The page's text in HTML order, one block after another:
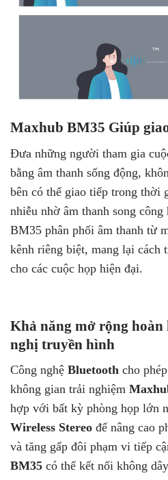
Maxhub BM35 Giúp
Đưa những người tham gia
bằng âm thanh sống động,
bên có thể giao tiếp trong thời
nhiễu nhờ âm thanh song
BM35 phân phối âm thanh từ
kênh riêng biệt, mang lại cách
cho các cuộc họp hiện đại.
Khả năng mở rộng hoàn
nghị truyền hình
Công nghệ Bluetooth cho
không gian trải nghiệm
hợp với bất kỳ phòng họp lớn
Wireless Stereo để nâng cao
và tăng gấp đôi phạm vi tiếp
BM35 có thể kết nối không